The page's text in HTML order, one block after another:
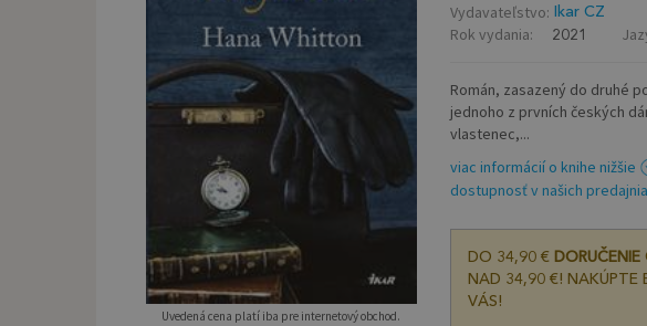
Uvedená cena platí iba pre internetový obchod.
Vydavateľstvo: Ikar CZ
Rok vydania: 2021
Román, zasazený do druhé
jednoho z prvních českých
vlastenec,...
viac informácií o knihe nižšie
dostupnosť v našich
DO 34,90 €
NAD 34,90 €! NAKÚPTE
VÁS!